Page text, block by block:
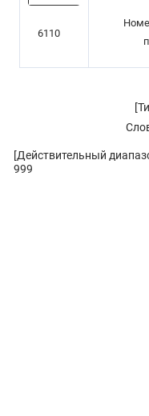
6110
[Действительный
999